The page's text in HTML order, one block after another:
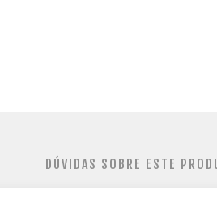
DÚVIDAS SOBRE ESTE